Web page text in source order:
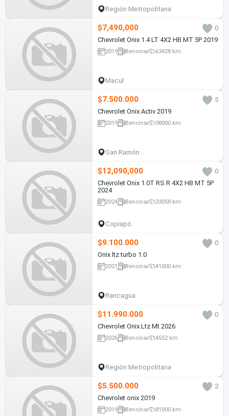
Región Metropolitana
$7,490,000
0
Chevrolet Onix 1.4 LT 4X2 HB MT 5P 2019
2019 Bencina 63428 km
Macul
$7.500.000
5
Chevrolet Onix Activ 2019
2019 Bencina 98000 km
San Ramón
$12,090,000
0
Chevrolet Onix 1.0T RS R 4X2 HB MT 5P
2024
2024 Bencina 33058 km
Copiapó
$9.100.000
0
Onix ltz turbo 1.0
2021 Bencina 41000 km
Rancagua
$11.990.000
0
Chevrolet Onix Ltz Mt 2026
2026 Bencina 4552 km
Región Metropolitana
$5.500.000
2
Chevrolet onix 2019
2019 Bencina 81000 km